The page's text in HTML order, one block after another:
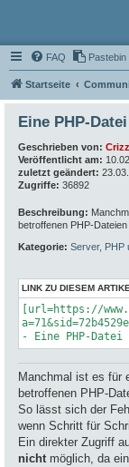
FAQ Pastebin
Startseite
Eine PHP-
Geschrieben von:
Veröffentlicht am:
zuletzt geändert:
Zugriffe: 36892
Beschreibung:
betroffenen PHP-
Kategorie: Server, PHP
LINK ZU DIESEM
[url=https://
- Eine PHP-
Manchmal ist es für
betroffenen PHP-
So lässt sich der
wenn Schritt für
Ein direkter Zugriff
nichtmöglich, da